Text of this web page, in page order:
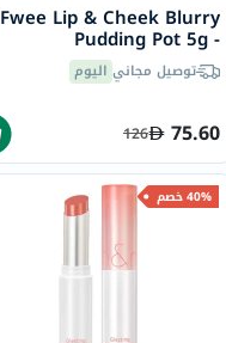
Fwee Lip & Cheek Blurry
Pudding Pot 5g -
Cherry/PK03
توصيل مجاني اليوم
75.60
126
40% خصم